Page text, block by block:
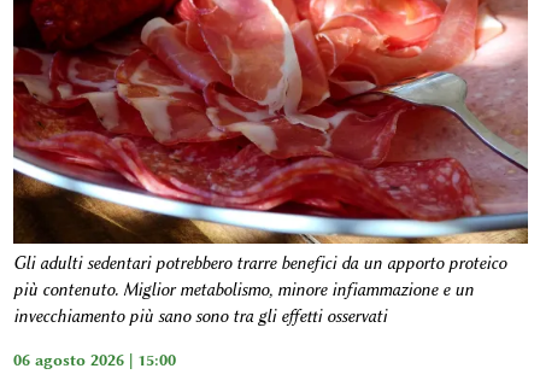
Gli adulti sedentari potrebbero trarre benefici da un apporto proteico
più contenuto. Miglior metabolismo, minore infiammazione e un
invecchiamento più sano sono tra gli effetti osservati
06 agosto 2026 | 15:00